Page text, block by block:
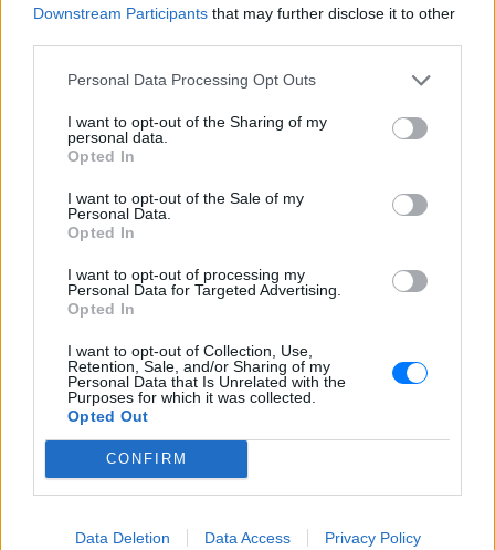
Downstream Participants that may further disclose it to other
Personal Data Processing Opt Outs
I want to opt-out of the Sharing of my
personal data.
Opted In
I want to opt-out of the Sale of my
Personal Data.
Opted In
I want to opt-out of processing my
Personal Data for Targeted Advertising.
Opted In
I want to opt-out of Collection, Use,
Retention, Sale, and/or Sharing of my
Personal Data that Is Unrelated with the
Purposes for which it was collected.
Opted Out
CONFIRM
Data Deletion Data Access Privacy Policy
και μάθετε πρώτοιτα πιο hot νέα.
ειδήσεων του E-Daily.gr
ΔΙΑΦΗΜΙΣΗ